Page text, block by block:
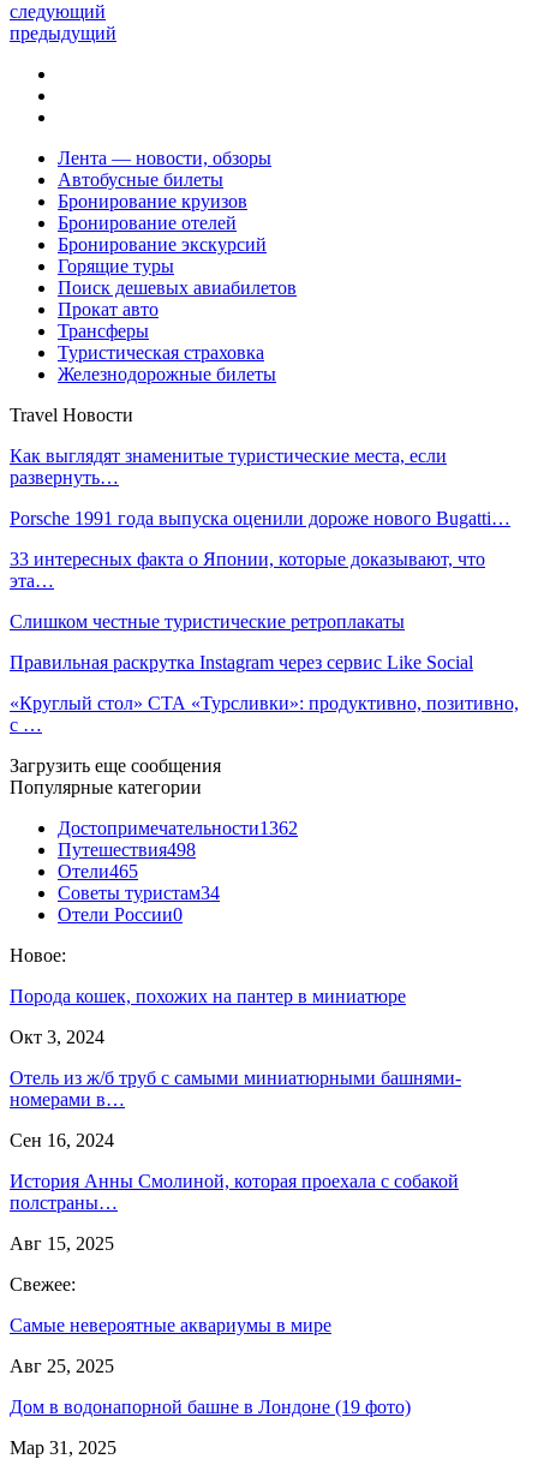
следующий
предыдущий
Лента — новости, обзоры
Автобусные билеты
Бронирование круизов
Бронирование отелей
Бронирование экскурсий
Горящие туры
Поиск дешевых авиабилетов
Прокат авто
Трансферы
Туристическая страховка
Железнодорожные билеты
Travel Новости
Как выглядят знаменитые туристические места, если
развернуть…
Porsche 1991 года выпуска оценили дороже нового Bugatti…
33 интересных факта о Японии, которые доказывают, что
эта…
Слишком честные туристические ретроплакаты
Правильная раскрутка Instagram через сервис Like Social
«Круглый стол» СТА «Турсливки»: продуктивно, позитивно,
с …
Загрузить еще сообщения
Популярные категории
Достопримечательности1362
Путешествия498
Отели465
Советы туристам34
Отели России0
Новое:
Порода кошек, похожих на пантер в миниатюре
Окт 3, 2024
Отель из ж/б труб с самыми миниатюрными башнями-
номерами в…
Сен 16, 2024
История Анны Смолиной, которая проехала с собакой
полстраны…
Авг 15, 2025
Свежее:
Самые невероятные аквариумы в мире
Авг 25, 2025
Дом в водонапорной башне в Лондоне (19 фото)
Мар 31, 2025